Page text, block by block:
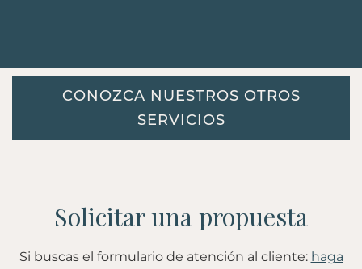
CONOZCA NUESTROS OTROS
SERVICIOS
Si buscas el formulario de atención al cliente: haga